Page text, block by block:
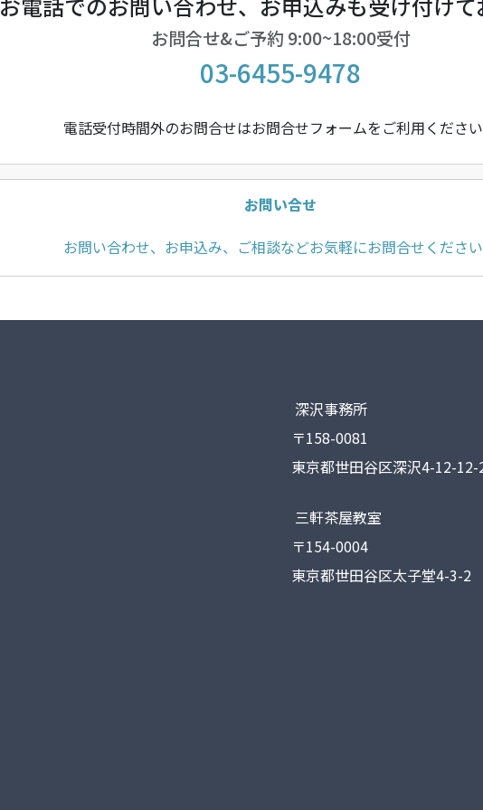
お問合せ&ご予約 9:00~18:00受付
03-6455-9478
電話受付時間外のお問合せはお問合せフォームをご利用ください
お問い合せ
お問い合わせ、お申込み、ご相談などお気軽にお問合せください
深沢事務所
〒158-0081
東京都世田谷区深沢4-12-12-
三軒茶屋教室
〒154-0004
東京都世田谷区太子堂4-3-